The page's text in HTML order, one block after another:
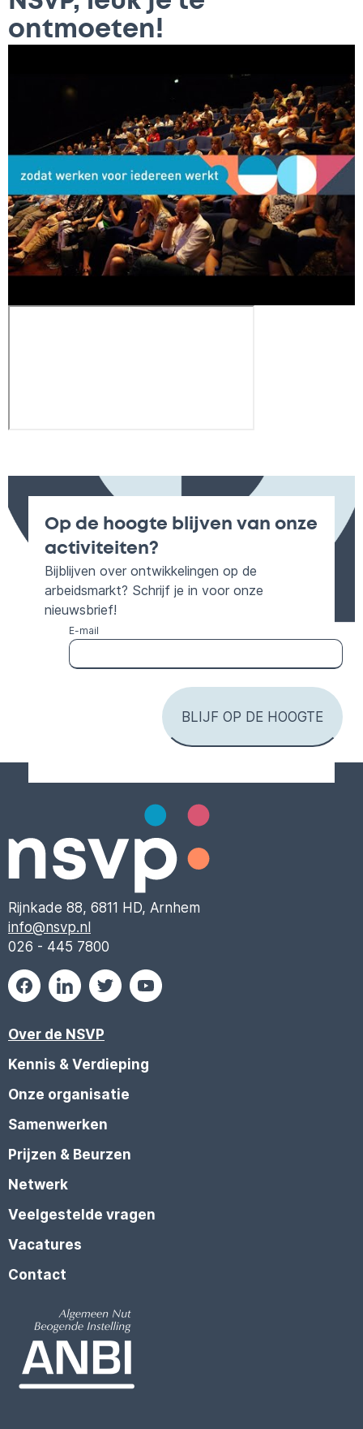
ontmoeten!
Op de hoogte blijven van onze
activiteiten?
Bijblijven over ontwikkelingen op de
arbeidsmarkt? Schrijf je in voor onze
nieuwsbrief!
E-mail
Rijnkade 88, 6811 HD, Arnhem
info@nsvp.nl
026 - 445 7800
Over de NSVP
Kennis & Verdieping
Onze organisatie
Samenwerken
Prijzen & Beurzen
Netwerk
Veelgestelde vragen
Vacatures
Contact